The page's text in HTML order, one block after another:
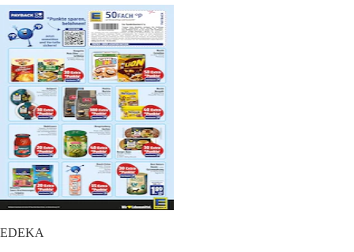
EDEKA